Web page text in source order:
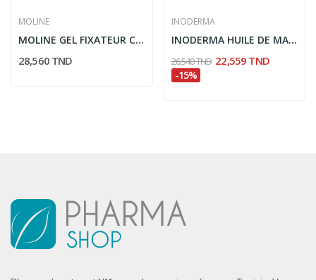
MOLINE
MOLINE GEL FIXATEUR CHEVEUX 200ML
28,560 TND
INODERMA
INODERMA HUILE DE MASSAGE MINCEUR 150ML
26,540 TND 22,559 TND
-15%